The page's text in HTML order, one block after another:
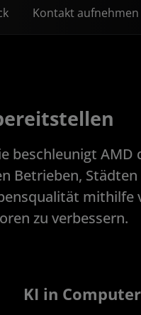
Kontakt aufnehmen
beschleunigt AMD
Betrieben, Städten
mithilfe
zu verbessern.
KI in